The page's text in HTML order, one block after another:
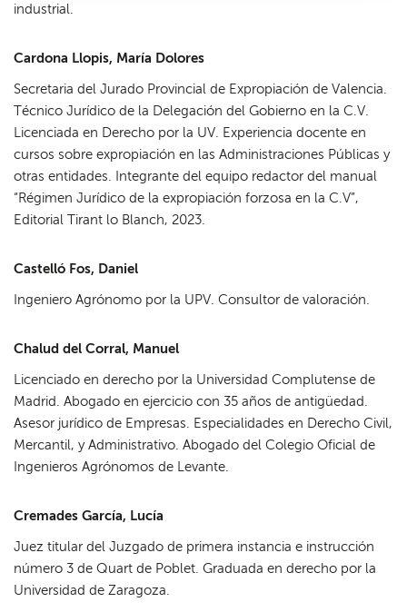
industrial.
Cardona Llopis, María Dolores
Secretaria del Jurado Provincial de Expropiación de Valencia.
Técnico Jurídico de la Delegación del Gobierno en la C.V.
Licenciada en Derecho por la UV. Experiencia docente en
cursos sobre expropiación en las Administraciones Públicas y
otras entidades. Integrante del equipo redactor del manual
“Régimen Jurídico de la expropiación forzosa en la C.V”,
Editorial Tirant lo Blanch, 2023.
Castelló Fos, Daniel
Ingeniero Agrónomo por la UPV. Consultor de valoración.
Chalud del Corral, Manuel
Licenciado en derecho por la Universidad Complutense de
Madrid. Abogado en ejercicio con 35 años de antigüedad.
Asesor jurídico de Empresas. Especialidades en Derecho Civil,
Mercantil, y Administrativo. Abogado del Colegio Oficial de
Ingenieros Agrónomos de Levante.
Cremades García, Lucía
Juez titular del Juzgado de primera instancia e instrucción
número 3 de Quart de Poblet. Graduada en derecho por la
Universidad de Zaragoza.